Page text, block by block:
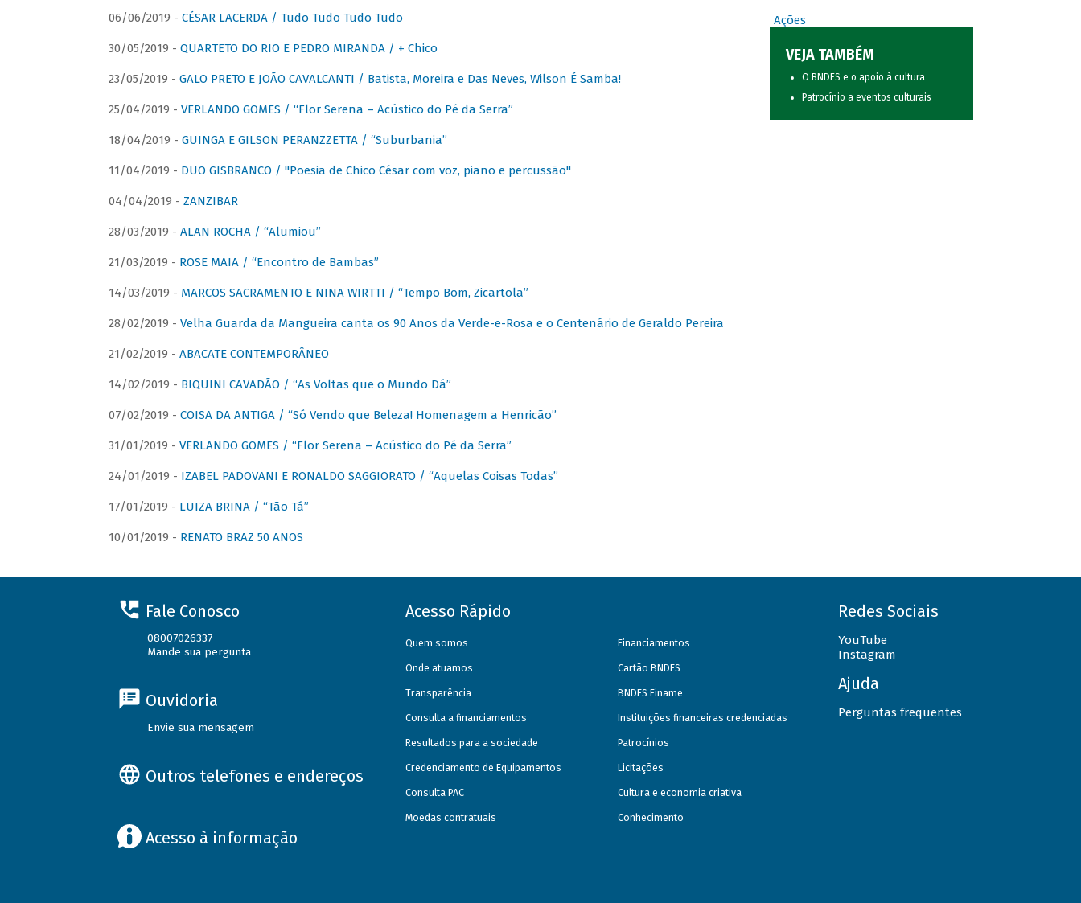
06/06/2019 - CÉSAR LACERDA / Tudo Tudo Tudo Tudo
30/05/2019 - QUARTETO DO RIO E PEDRO MIRANDA / + Chico
23/05/2019 - GALO PRETO E JOÃO CAVALCANTI / Batista, Moreira e Das Neves, Wilson É Samba!
25/04/2019 - VERLANDO GOMES / “Flor Serena – Acústico do Pé da Serra”
18/04/2019 - GUINGA E GILSON PERANZZETTA / “Suburbania”
11/04/2019 - DUO GISBRANCO / "Poesia de Chico César com voz, piano e percussão"
04/04/2019 - ZANZIBAR
28/03/2019 - ALAN ROCHA / “Alumiou”
21/03/2019 - ROSE MAIA / “Encontro de Bambas”
14/03/2019 - MARCOS SACRAMENTO E NINA WIRTTI / “Tempo Bom, Zicartola”
28/02/2019 - Velha Guarda da Mangueira canta os 90 Anos da Verde-e-Rosa e o Centenário de Geraldo Pereira
21/02/2019 - ABACATE CONTEMPORÂNEO
14/02/2019 - BIQUINI CAVADÃO / “As Voltas que o Mundo Dá”
07/02/2019 - COISA DA ANTIGA / “Só Vendo que Beleza! Homenagem a Henricão”
31/01/2019 - VERLANDO GOMES / “Flor Serena – Acústico do Pé da Serra”
24/01/2019 - IZABEL PADOVANI E RONALDO SAGGIORATO / “Aquelas Coisas Todas”
17/01/2019 - LUIZA BRINA / “Tão Tá”
10/01/2019 - RENATO BRAZ 50 ANOS
Ações
VEJA TAMBÉM
O BNDES e o apoio à cultura
Patrocínio a eventos culturais
Fale Conosco
08007026337
Mande sua pergunta
Ouvidoria
Envie sua mensagem
Outros telefones e endereços
Acesso à informação
Acesso Rápido
Quem somos
Onde atuamos
Transparência
Consulta a financiamentos
Resultados para a sociedade
Credenciamento de Equipamentos
Consulta PAC
Moedas contratuais
Financiamentos
Cartão BNDES
BNDES Finame
Instituições financeiras credenciadas
Patrocínios
Licitações
Cultura e economia criativa
Conhecimento
Redes Sociais
YouTube
Instagram
Ajuda
Perguntas frequentes